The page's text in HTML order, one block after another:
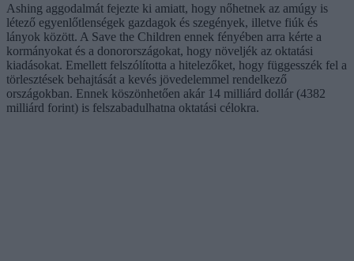
Ashing aggodalmát fejezte ki amiatt, hogy nőhetnek az amúgy is
létező egyenlőtlenségek gazdagok és szegények, illetve fiúk és
lányok között. A Save the Children ennek fényében arra kérte a
kormányokat és a donorországokat, hogy növeljék az oktatási
kiadásokat. Emellett felszólította a hitelezőket, hogy függesszék fel a
törlesztések behajtását a kevés jövedelemmel rendelkező
országokban. Ennek köszönhetően akár 14 milliárd dollár (4382
milliárd forint) is felszabadulhatna oktatási célokra.